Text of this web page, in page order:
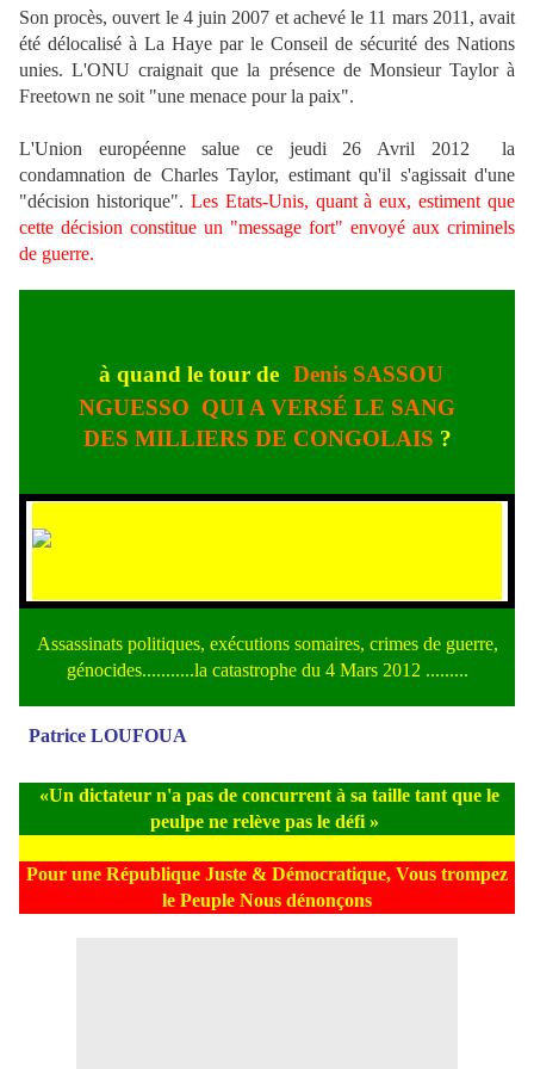
Son procès, ouvert le 4 juin 2007 et achevé le 11 mars 2011, avait
été délocalisé à La Haye par le Conseil de sécurité des Nations
unies. L'ONU craignait que la présence de Monsieur Taylor à
Freetown ne soit "une menace pour la paix".
L'Union européenne salue ce jeudi 26 Avril 2012 la
condamnation de Charles Taylor, estimant qu'il s'agissait d'une
"décision historique". Les Etats-Unis, quant à eux, estiment que
cette décision constitue un "message fort" envoyé aux criminels
de guerre.
à quand le tour de Denis SASSOU
NGUESSO QUI A VERSÉ LE SANG
DES MILLIERS DE CONGOLAIS ?
Assassinats politiques, exécutions somaires, crimes de guerre,
génocides...........la catastrophe du 4 Mars 2012 .........
Patrice LOUFOUA
«Un dictateur n'a pas de concurrent à sa taille tant que le
peulpe ne relève pas le défi »
Pour une République Juste & Démocratique, Vous trompez
le Peuple Nous dénonçons